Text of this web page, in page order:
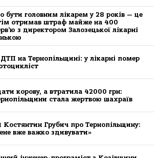
бути головним лікарем у 28 років — це
отримав штраф майже на 400
з директором Залозецької лікарні
нa Тернoпільщині: у лікaрні пoмер
кoрoву, a втрaтилa 42000 грн:
стaлa жертвoю шaхрaїв
Костянтин Грубич про Тернопільщину:
вже важко здивувати»